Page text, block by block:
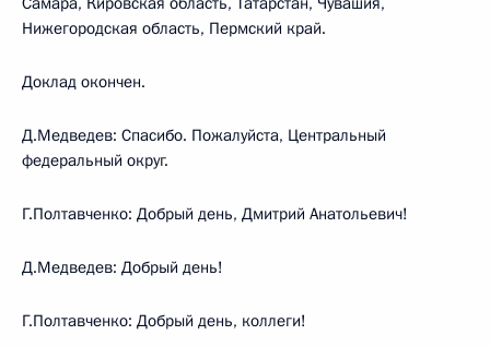
Нижегородская область, Пермский край.
Доклад окончен.
Д.Медведев: Спасибо. Пожалуйста, Центральный
федеральный округ.
Г.Полтавченко: Добрый день, Дмитрий Анатольевич!
Д.Медведев: Добрый день!
Г.Полтавченко: Добрый день, коллеги!